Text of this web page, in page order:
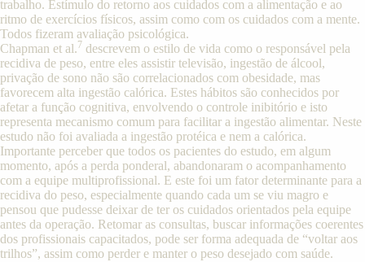
trabalho. Estímulo do retorno aos cuidados com a alimentação e ao
ritmo de exercícios físicos, assim como com os cuidados com a mente.
Todos fizeram avaliação psicológica.
Chapman et al.7 descrevem o estilo de vida como o responsável pela
recidiva de peso, entre eles assistir televisão, ingestão de álcool,
privação de sono não são correlacionados com obesidade, mas
favorecem alta ingestão calórica. Estes hábitos são conhecidos por
afetar a função cognitiva, envolvendo o controle inibitório e isto
representa mecanismo comum para facilitar a ingestão alimentar. Neste
estudo não foi avaliada a ingestão protéica e nem a calórica.
Importante perceber que todos os pacientes do estudo, em algum
momento, após a perda ponderal, abandonaram o acompanhamento
com a equipe multiprofissional. E este foi um fator determinante para a
recidiva do peso, especialmente quando cada um se viu magro e
pensou que pudesse deixar de ter os cuidados orientados pela equipe
antes da operação. Retomar as consultas, buscar informações coerentes
dos profissionais capacitados, pode ser forma adequada de “voltar aos
trilhos”, assim como perder e manter o peso desejado com saúde.